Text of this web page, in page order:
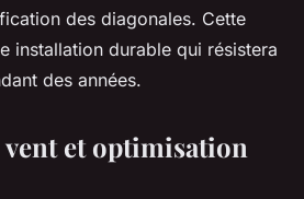
des diagonales. Cette
installation durable qui résistera
des années.
vent et optimisation